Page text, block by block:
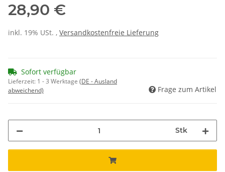
28,90 €
inkl. 19% USt. , Versandkostenfreie Lieferung
Sofort verfügbar
Lieferzeit: 1 - 3 Werktage (DE - Ausland
abweichend)
Frage zum Artikel
Stk